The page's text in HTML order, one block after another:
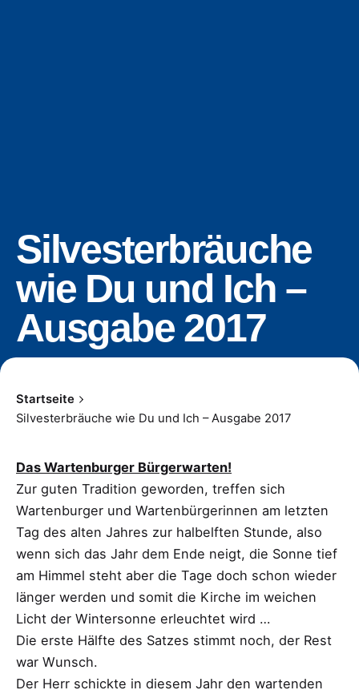
Silvesterbräuche
wie Du und Ich –
Ausgabe 2017
Startseite
Silvesterbräuche wie Du und Ich – Ausgabe 2017
Das Wartenburger Bürgerwarten!
Zur guten Tradition geworden, treffen sich
Wartenburger und Wartenbürgerinnen am letzten
Tag des alten Jahres zur halbelften Stunde, also
wenn sich das Jahr dem Ende neigt, die Sonne tief
am Himmel steht aber die Tage doch schon wieder
länger werden und somit die Kirche im weichen
Licht der Wintersonne erleuchtet wird …
Die erste Hälfte des Satzes stimmt noch, der Rest
war Wunsch.
Der Herr schickte in diesem Jahr den wartenden